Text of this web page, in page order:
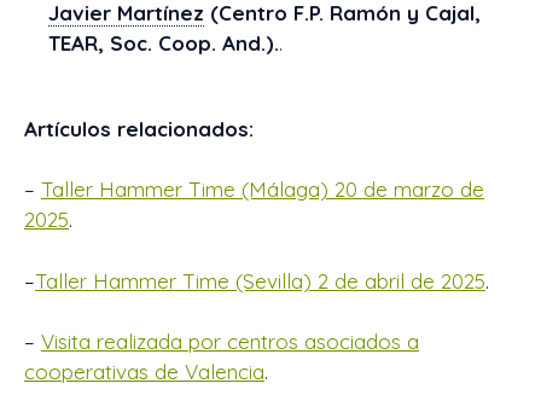
Javier Martínez (Centro F.P. Ramón y Cajal,
TEAR, Soc. Coop. And.)..
Artículos relacionados:
– Taller Hammer Time (Málaga) 20 de marzo de
2025.
–Taller Hammer Time (Sevilla) 2 de abril de 2025.
– Visita realizada por centros asociados a
cooperativas de Valencia.